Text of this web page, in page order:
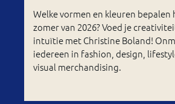
Welke vormen en kleuren bepalen
zomer van 2026? Voed je
intuïtie met Christine Boland!
iedereen in fashion, design,
visual merchandising.